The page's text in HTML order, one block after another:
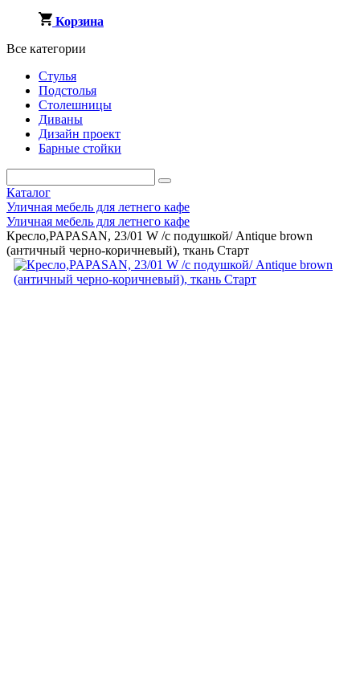
Корзина
Все категории
Стулья
Подстолья
Столешницы
Диваны
Дизайн проект
Барные стойки
Каталог
Уличная мебель для летнего кафе
Уличная мебель для летнего кафе
Кресло,PAPASAN, 23/01 W /с подушкой/ Antique brown
(античный черно-коричневый), ткань Старт